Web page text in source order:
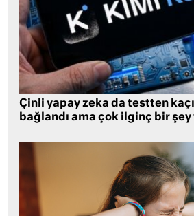
Çinli yapay zeka da testten
bağlandı ama çok ilginç bir